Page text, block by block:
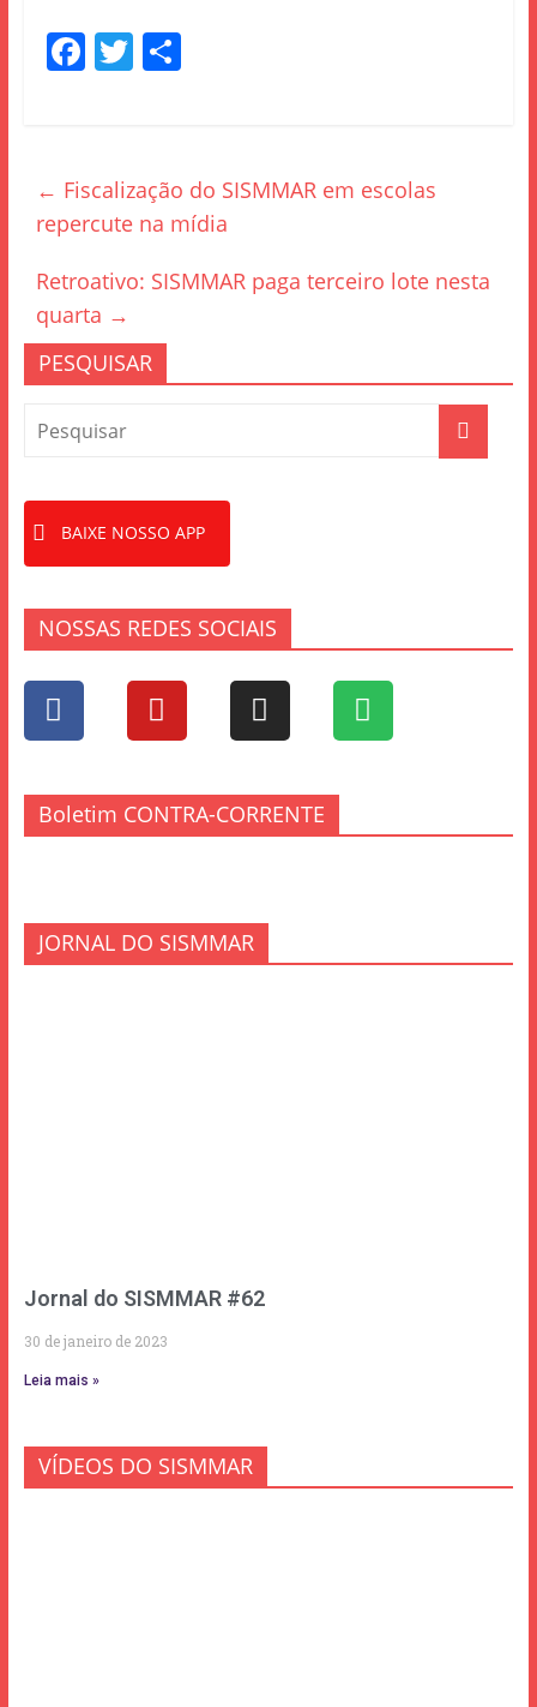
F
a
b
o
o
k
T
w
S
← Fiscalização do SISMMAR em escolas
repercute na mídia
Retroativo: SISMMAR paga terceiro lote nesta
quarta →
PESQUISAR
BAIXE NOSSO APP
NOSSAS REDES SOCIAIS
Boletim CONTRA-CORRENTE
JORNAL DO SISMMAR
Jornal do SISMMAR #62
30 de janeiro de 2023
Leia mais »
VÍDEOS DO SISMMAR